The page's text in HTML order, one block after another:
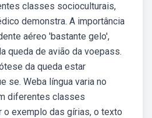
classes socioculturais,
demonstra. A importância
aéreo 'bastante gelo',
queda de avião da voepass.
da queda estar
se. Weba língua varia no
diferentes classes
o exemplo das gírias, o texto